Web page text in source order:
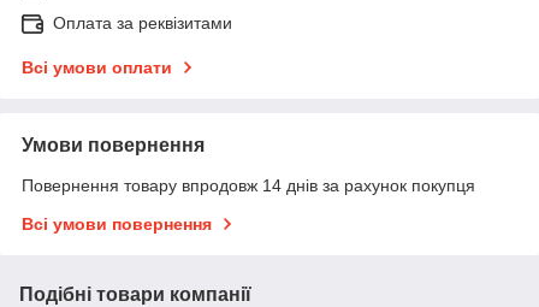
Оплата за реквізитами
Всі умови оплати
Умови повернення
Повернення товару впродовж 14 днів за рахунок покупця
Всі умови повернення
Подібні товари компанії